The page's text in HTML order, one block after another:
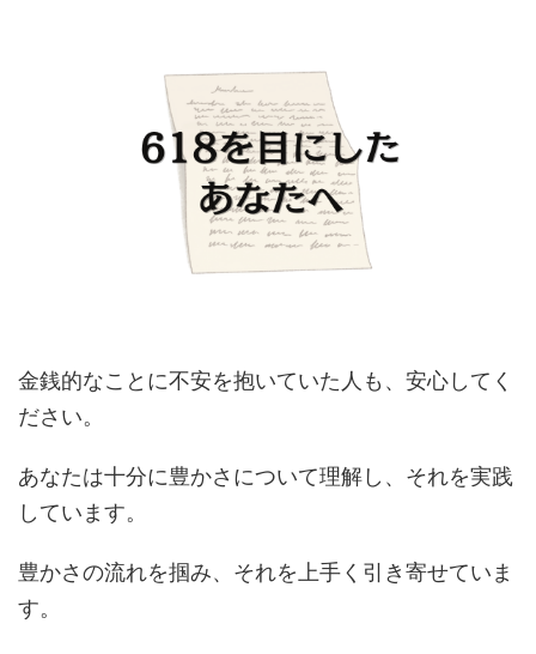
金銭的なことに不安を抱いていた人も、安心してく
ださい。
あなたは十分に豊かさについて理解し、それを実践
しています。
豊かさの流れを掴み、それを上手く引き寄せていま
す。